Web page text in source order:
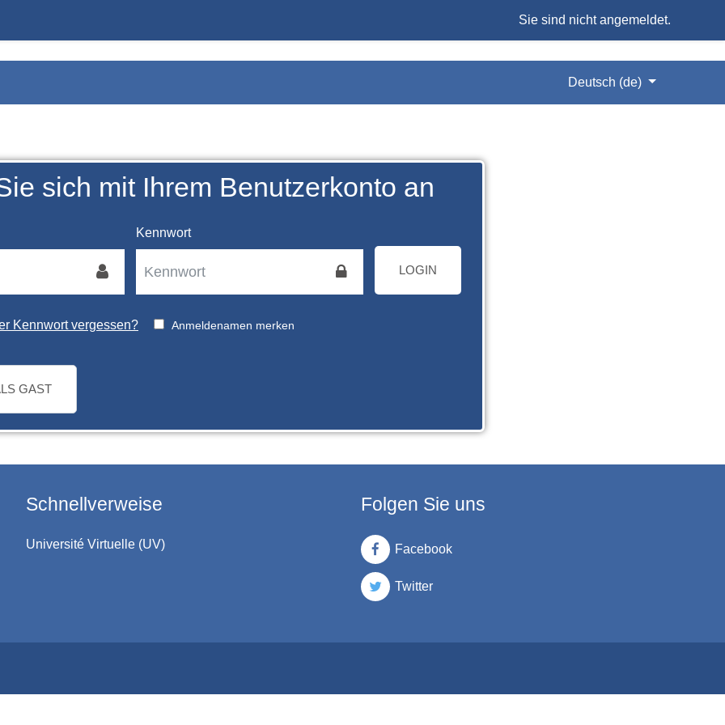
Sie sind nicht angemeldet.
Deutsch ‎(de)‎
sich mit Ihrem Benutzerkonto an
Kennwort
LOGIN
Kennwort vergessen? Anmeldenamen merken
GAST
Schnellverweise
Université Virtuelle (UV)
Folgen Sie uns
Facebook
Twitter